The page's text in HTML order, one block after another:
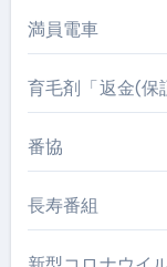
満員電車
育毛剤「返金(保
番協
長寿番組